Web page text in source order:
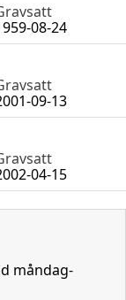
08-24
09-13
04-15
måndag-